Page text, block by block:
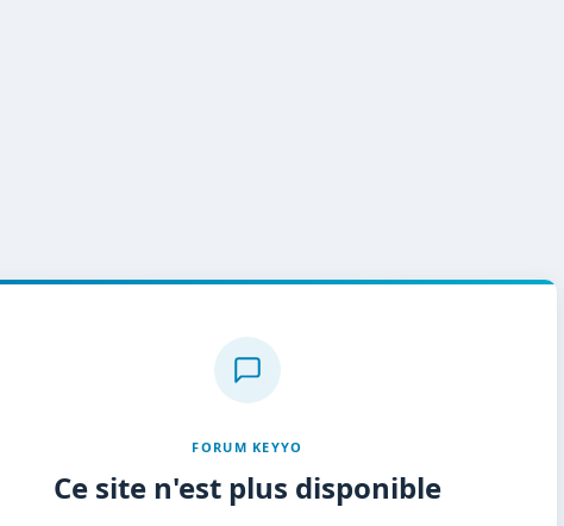
FORUM KEYYO
Ce site n'est plus disponible